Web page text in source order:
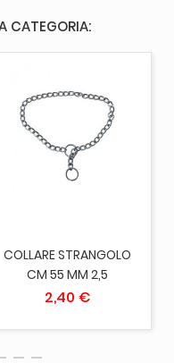
CATEGORIA:
COLLARE STRANGOLO
CM 55 MM 2,5
2,40 €